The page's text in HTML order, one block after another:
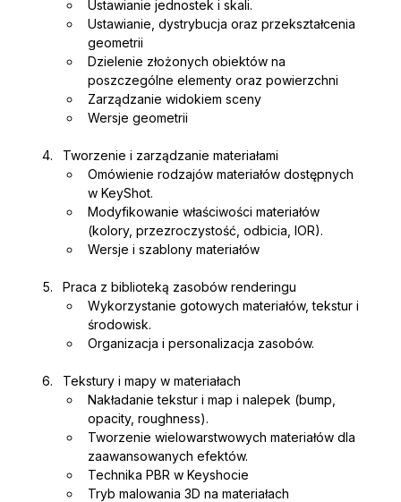
Ustawianie jednostek i skali.
Ustawianie, dystrybucja oraz przekształcenia
geometrii
Dzielenie złożonych obiektów na
poszczególne elementy oraz powierzchni
Zarządzanie widokiem sceny
Wersje geometrii
Tworzenie i zarządzanie materiałami
Omówienie rodzajów materiałów dostępnych
w KeyShot.
Modyfikowanie właściwości materiałów
(kolory, przezroczystość, odbicia, IOR).
Wersje i szablony materiałów
Praca z biblioteką zasobów renderingu
Wykorzystanie gotowych materiałów, tekstur i
środowisk.
Organizacja i personalizacja zasobów.
Tekstury i mapy w materiałach
Nakładanie tekstur i map i nalepek (bump,
opacity, roughness).
Tworzenie wielowarstwowych materiałów dla
zaawansowanych efektów.
Technika PBR w Keyshocie
Tryb malowania 3D na materiałach